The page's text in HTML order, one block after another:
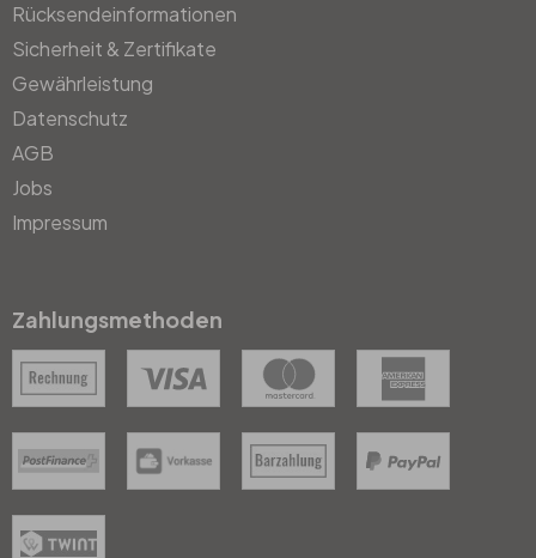
Rücksendeinformationen
Sicherheit & Zertifikate
Gewährleistung
Datenschutz
AGB
Jobs
Impressum
Zahlungsmethoden